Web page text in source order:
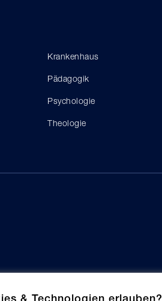
& Technologien erlauben?
Krankenhaus
Pädagogik
Psychologie
Theologie